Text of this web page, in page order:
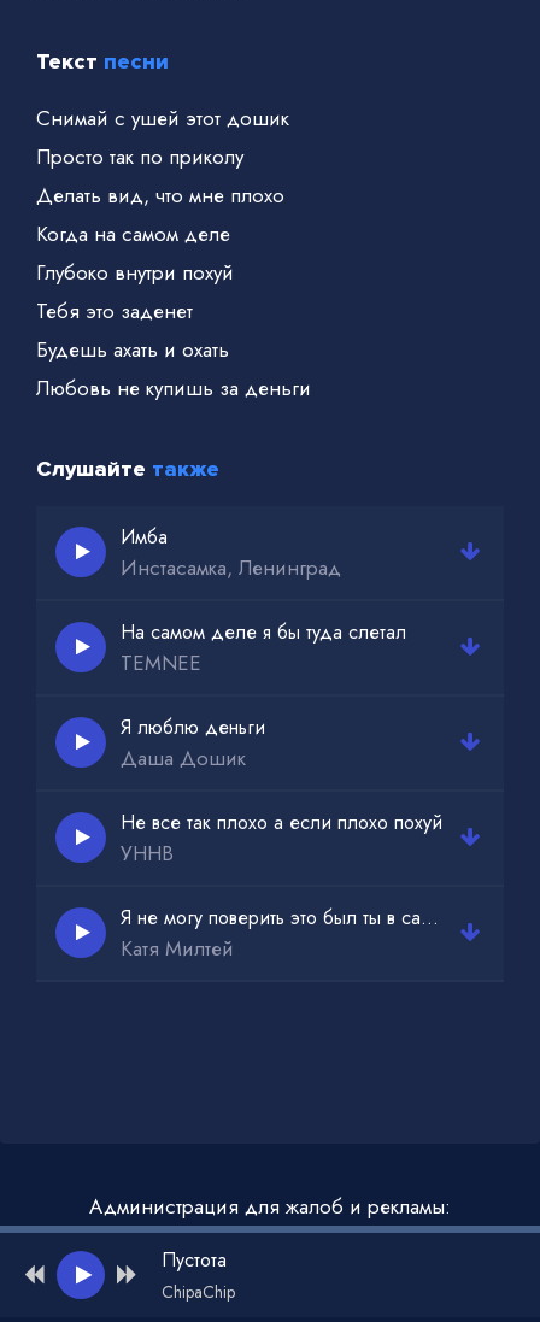
Текст песни
Снимай с ушей этот дошик
Просто так по приколу
Делать вид, что мне плохо
Когда на самом деле
Глубоко внутри похуй
Тебя это заденет
Будешь ахать и охать
Любовь не купишь за деньги
Слушайте также
Имба
Инстасамка, Ленинград
На самом деле я бы туда слетал
TEMNEE
Я люблю деньги
Даша Дошик
Не все так плохо а если плохо похуй
УННВ
Я не могу поверить это был ты в самом деле
Катя Милтей
Администрация для жалоб и рекламы:
admin@muzdark.net
Пустота
ChipaChip